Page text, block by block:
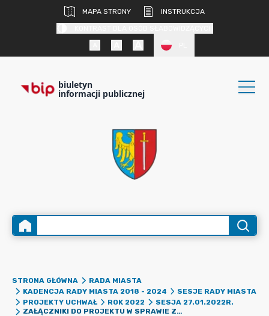
MAPA STRONY
INSTRUKCJA
biuletyn
informacji publicznej
STRONA GŁÓWNA
RADA MIASTA
KADENCJA RADY MIASTA 2018 - 2024
SESJE RADY MIASTA
PROJEKTY UCHWAŁ
ROK 2022
SESJA 27.01.2022R.
ZAŁĄCZNIKI DO PROJEKTU W SPRAWIE ZATWIERDZENIA PLANÓW PRACY